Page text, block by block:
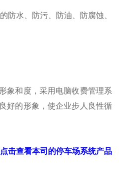
水、防污、防油、防腐蚀、
象和度，采用电脑收费管理系
好的形象，使企业步人良性循
击查看本司的停车场系统产品